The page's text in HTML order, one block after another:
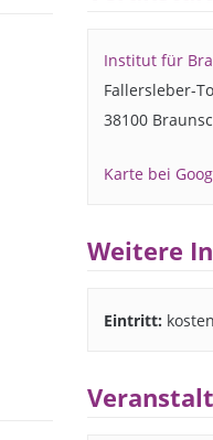
Institut für
Fallersleber-
38100
Karte bei
Weitere
Eintritt: